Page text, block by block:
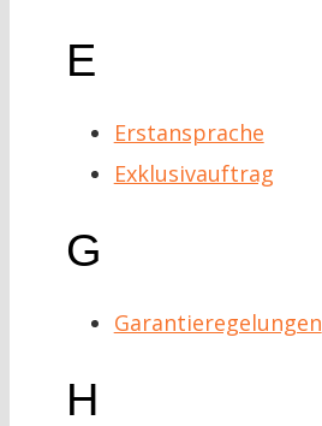
E
Erstansprache
Exklusivauftrag
G
Garantieregelungen
H